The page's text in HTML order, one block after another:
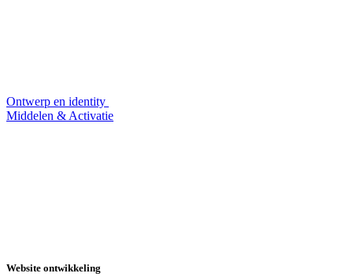
Ontwerp en identity
Middelen & Activatie
Website ontwikkeling